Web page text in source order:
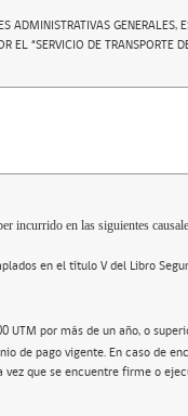
GENERALES,
“SERVICIO DE TRANSPORTE
incurrido en las siguientes
en el título V del Libro
por más de un año, o
de pago vigente. En caso de
que se encuentre firme o